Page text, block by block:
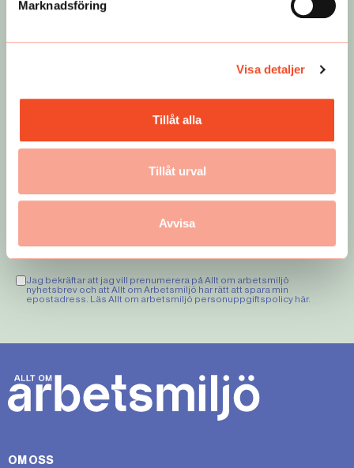
Marknadsföring
Visa detaljer
Tillåt alla
Tillåt urval
Avvisa
Missa inget
sammanfattat varje vecka. Testa vårt premiumbrev
Jag bekräftar att jag vill prenumerera på Allt om arbetsmiljö
nyhetsbrev och att Allt om Arbetsmiljö har rätt att spara min
epostadress. Läs Allt om arbetsmiljö personuppgiftspolicy här.
OM OSS